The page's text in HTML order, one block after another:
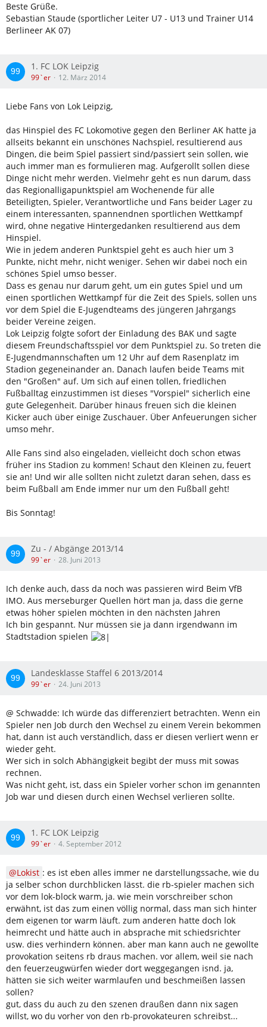
Beste Grüße.
Sebastian Staude (sportlicher Leiter U7 - U13 und Trainer U14
Berlineer AK 07)
1. FC LOK Leipzig
99`er 12. März 2014
Liebe Fans von Lok Leipzig,
das Hinspiel des FC Lokomotive gegen den Berliner AK hatte ja
allseits bekannt ein unschönes Nachspiel, resultierend aus
Dingen, die beim Spiel passiert sind/passiert sein sollen, wie
auch immer man es formulieren mag. Aufgerollt sollen diese
Dinge nicht mehr werden. Vielmehr geht es nun darum, dass
das Regionalligapunktspiel am Wochenende für alle
Beteiligten, Spieler, Verantwortliche und Fans beider Lager zu
einem interessanten, spannendnen sportlichen Wettkampf
wird, ohne negative Hintergedanken resultierend aus dem
Hinspiel.
Wie in jedem anderen Punktspiel geht es auch hier um 3
Punkte, nicht mehr, nicht weniger. Sehen wir dabei noch ein
schönes Spiel umso besser.
Dass es genau nur darum geht, um ein gutes Spiel und um
einen sportlichen Wettkampf für die Zeit des Spiels, sollen uns
vor dem Spiel die E-Jugendteams des jüngeren Jahrgangs
beider Vereine zeigen.
Lok Leipzig folgte sofort der Einladung des BAK und sagte
diesem Freundschaftsspiel vor dem Punktspiel zu. So treten die
E-Jugendmannschaften um 12 Uhr auf dem Rasenplatz im
Stadion gegeneinander an. Danach laufen beide Teams mit
den "Großen" auf. Um sich auf einen tollen, friedlichen
Fußballtag einzustimmen ist dieses "Vorspiel" sicherlich eine
gute Gelegenheit. Darüber hinaus freuen sich die kleinen
Kicker auch über einige Zuschauer. Über Anfeuerungen sicher
umso mehr.
Alle Fans sind also eingeladen, vielleicht doch schon etwas
früher ins Stadion zu kommen! Schaut den Kleinen zu, feuert
sie an! Und wir alle sollten nicht zuletzt daran sehen, dass es
beim Fußball am Ende immer nur um den Fußball geht!
Bis Sonntag!
Zu - / Abgänge 2013/14
99`er 28. Juni 2013
Ich denke auch, dass da noch was passieren wird Beim VfB
IMO. Aus merseburger Quellen hört man ja, dass die gerne
etwas höher spielen möchten in den nächsten Jahren
Ich bin gespannt. Nur müssen sie ja dann irgendwann im
Stadtstadion spielen
Landesklasse Staffel 6 2013/2014
99`er 24. Juni 2013
@ Schwadde: Ich würde das differenziert betrachten. Wenn ein
Spieler nen Job durch den Wechsel zu einem Verein bekommen
hat, dann ist auch verständlich, dass er diesen verliert wenn er
wieder geht.
Wer sich in solch Abhängigkeit begibt der muss mit sowas
rechnen.
Was nicht geht, ist, dass ein Spieler vorher schon im genannten
Job war und diesen durch einen Wechsel verlieren sollte.
1. FC LOK Leipzig
99`er 4. September 2012
Lokist : es ist eben alles immer ne darstellungssache, wie du
ja selber schon durchblicken lässt. die rb-spieler machen sich
vor dem lok-block warm, ja. wie mein vorschreiber schon
erwähnt, ist das zum einen völlig normal, dass man sich hinter
dem eigenen tor warm läuft. zum anderen hatte doch lok
heimrecht und hätte auch in absprache mit schiedsrichter
usw. dies verhindern können. aber man kann auch ne gewollte
provokation seitens rb draus machen. vor allem, weil sie nach
den feuerzeugwürfen wieder dort weggegangen isnd. ja,
hätten sie sich weiter warmlaufen und beschmeißen lassen
sollen?
gut, dass du auch zu den szenen draußen dann nix sagen
willst, wo du vorher von den rb-provokateuren schreibst...